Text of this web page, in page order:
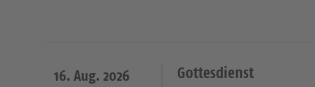
16. Aug. 2026 Gottesdienst